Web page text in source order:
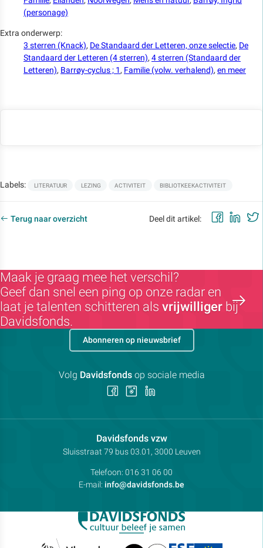
(personage)
Extra onderwerp:
3 sterren (Knack), De Standaard der Letteren, onze selectie, De
Standaard der Letteren (4 sterren), 4 sterren (Standaard der
Letteren), Barrøy-cyclus ; 1 , Familie (volw. verhalend), en meer
Labels: LITERATUUR LEZING ACTIVITEIT BIBLIOTKEEKACTIVITEIT
Terug naar overzicht Deel dit artikel:
Maak je graag mee het verschil?
Geef dan snel een ping op onze radar en
laat je talenten schitteren als vrijwilliger bij
Davidsfonds.
Davidsfonds vzwContactpersoon:
Adres:
Sluisstraat 79 bus 03.01, 3000 Leuven
Telefoon: 016 31 06 00
E-mail: info@davidsfonds.be
Abonneren op nieuwsbrief
Volg Davidsfondsop sociale media
Volg Volg